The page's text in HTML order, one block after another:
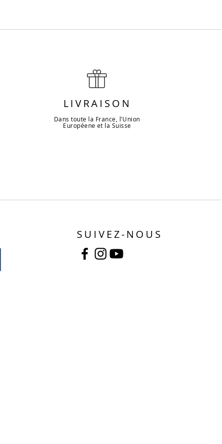
LIVRAISON
Dans toute la France, l'Union
Européene et la Suisse
SUIVEZ-NOUS